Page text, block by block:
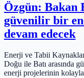
Özgün:
güvenilir bir
devam edecek
Enerji ve Tabii
Doğu ile Batı arasında
enerji projelerinin